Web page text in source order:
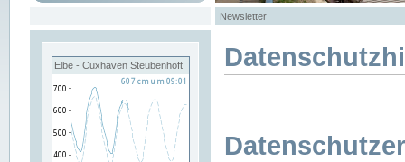
Newsletter
Elbe - Cuxhaven Steubenhöft